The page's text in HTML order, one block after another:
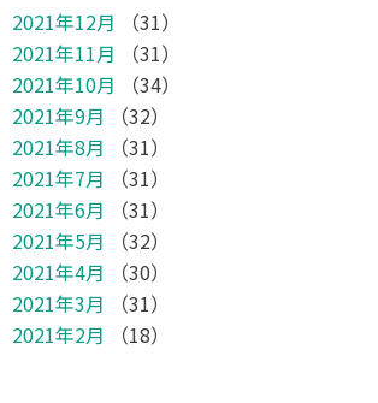
2021年12月
（31）
2021年11月
（31）
2021年10月
（34）
2021年9月
（32）
2021年8月
（31）
2021年7月
（31）
2021年6月
（31）
2021年5月
（32）
2021年4月
（30）
2021年3月
（31）
2021年2月
（18）